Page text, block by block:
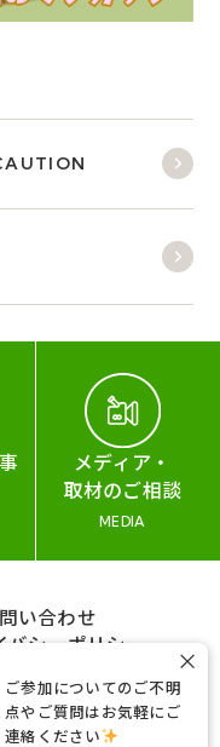
メディア・
取材のご相談
MEDIA
い合わせ
バシーポリシー
ー
ご参加についてのご不明
点やご質問はお気軽にご
連絡ください
×